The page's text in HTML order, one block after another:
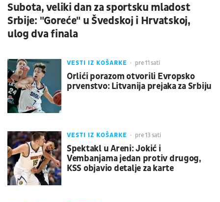
Subota, veliki dan za sportsku mladost
Srbije: "Goreće" u Švedskoj i Hrvatskoj,
ulog dva finala
VESTI IZ KOŠARKE pre 11 sati
Orlići porazom otvorili Evropsko
prvenstvo: Litvanija prejaka za Srbiju
VESTI IZ KOŠARKE pre 13 sati
Spektakl u Areni: Jokić i
Vembanjama jedan protiv drugog,
KSS objavio detalje za karte